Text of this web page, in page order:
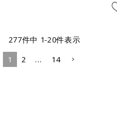
277件中 1-20件表示
1
2 … 14